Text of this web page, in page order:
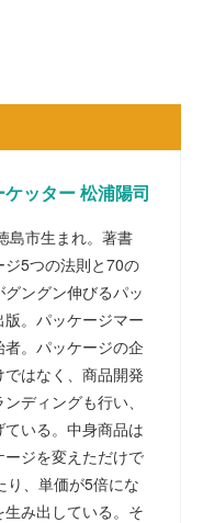
ッター 松浦陽司
島市生まれ。著書
ジ5つの法則と70の
ングン伸びるパッ
。パッケージマー
。パッケージの企
はなく、商品開発
ディングも行い、
いる。中身商品は
ジを変えただけで
り、単価が5倍にな
み出している。そ